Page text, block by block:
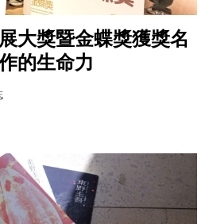
大獎暨金蝶獎獲獎名
的生命力